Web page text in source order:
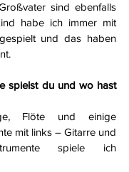
sind ebenfalls
habe ich immer mit
und das haben
spielst du und wo hast
Flöte und einige
mit links – Gitarre und
spiele ich